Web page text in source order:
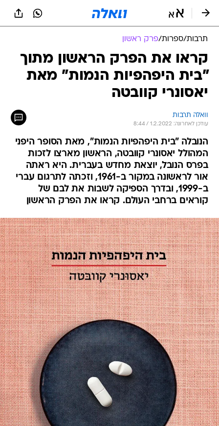
תרבות/ספרות/פרק ראשון
קראו את הפרק הראשון מתוך
"בית היפהפיות הנמות" מאת
יאסונרי קוובטה
וואלה תרבות
עודכן לאחרונה: 1.2.2022 / 8:44
הנובלה "בית היפהפיות הנמות", מאת הסופר היפני
המהולל יאסונרי קוובטה, הראשון מארצו לזכות
בפרס הנובל, יוצאת מחדש בעברית. היא ראתה
אור לראשונה במקור ב-1961, וזכתה לתרגום עברי
ב-1999, ובדרך הספיקה לשבות את לבם של
קוראים ברחבי העולם. קראו את הפרק הראשון